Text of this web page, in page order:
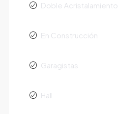
Doble Acristalamiento
En Construcción
Garagistas
Hall